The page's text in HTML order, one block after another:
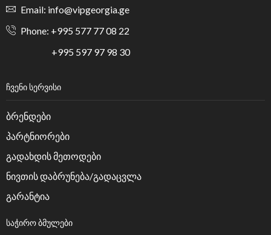
Email: info@vipgeorgia.ge
Phone: +995 577 77 08 22
+995 597 97 98 30
ᲩᲕᲔᲜᲘ ᲡᲔᲠᲕᲘᲡᲘ
ბრენდები
პარტნიორები
გადახდის მეთოდები
ნივთის დაბრუნება/გადაცვლა
გარანტია
ᲡᲐᲭᲘᲠᲝ ᲑᲛᲣᲚᲔᲑᲘ